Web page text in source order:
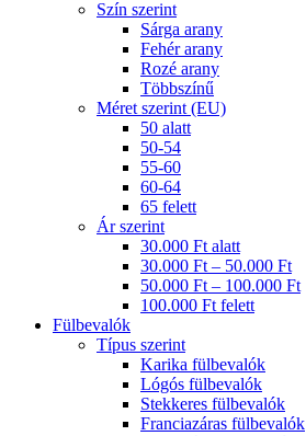
Szín szerint
Sárga arany
Fehér arany
Rozé arany
Többszínű
Méret szerint (EU)
50 alatt
50-54
55-60
60-64
65 felett
Ár szerint
30.000 Ft alatt
30.000 Ft – 50.000 Ft
50.000 Ft – 100.000 Ft
100.000 Ft felett
Fülbevalók
Típus szerint
Karika fülbevalók
Lógós fülbevalók
Stekkeres fülbevalók
Franciazáras fülbevalók